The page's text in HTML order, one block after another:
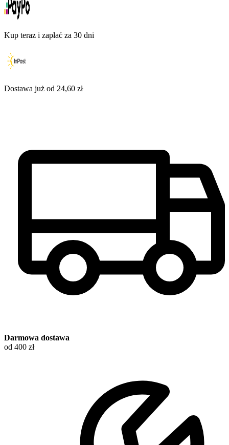
Kup teraz i zapłać za 30 dni
Dostawa już od 24,60 zł
Darmowa dostawa
od 400 zł